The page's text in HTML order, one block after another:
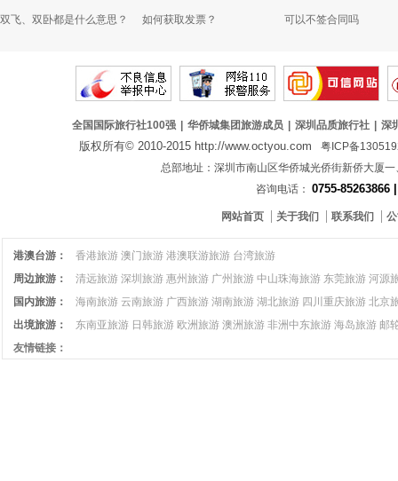
双飞、双卧都是什么意思？ 如何获取发票？ 可以不签合同吗
全国国际旅行社100强 华侨城集团旅游成员 深圳品质旅行社 深
版权所有© 2010-2015 http://www.octyou.com
粤ICP备
总部地址：深圳市南山区华侨城光侨街新侨大厦
咨询电话： 0755-85263866
网站首页 关于我们 联系我们
港澳台游： 香港旅游 澳门旅游 港澳联游旅游 台湾旅游
周边旅游：
清远旅游 深圳旅游 惠州旅游 广州旅游 中山珠海旅游 东莞旅游 河源
国内旅游：
海南旅游 云南旅游 广西旅游 湖南旅游 湖北旅游 四川重庆旅游 北京
出境旅游：
东南亚旅游 日韩旅游 欧洲旅游 澳洲旅游 非洲中东旅游 海岛旅游 邮
友情链接：